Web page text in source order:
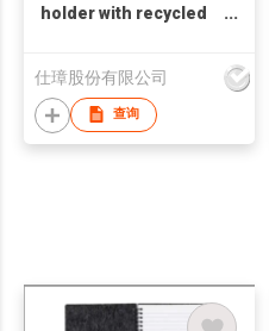
holder with recycled
仕璋股份有限公司
查询